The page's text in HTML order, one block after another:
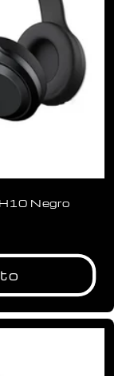
Negro